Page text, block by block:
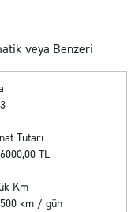
veya Benzeri
3
Tutarı
6000,00 TL
Km
500 km / gün